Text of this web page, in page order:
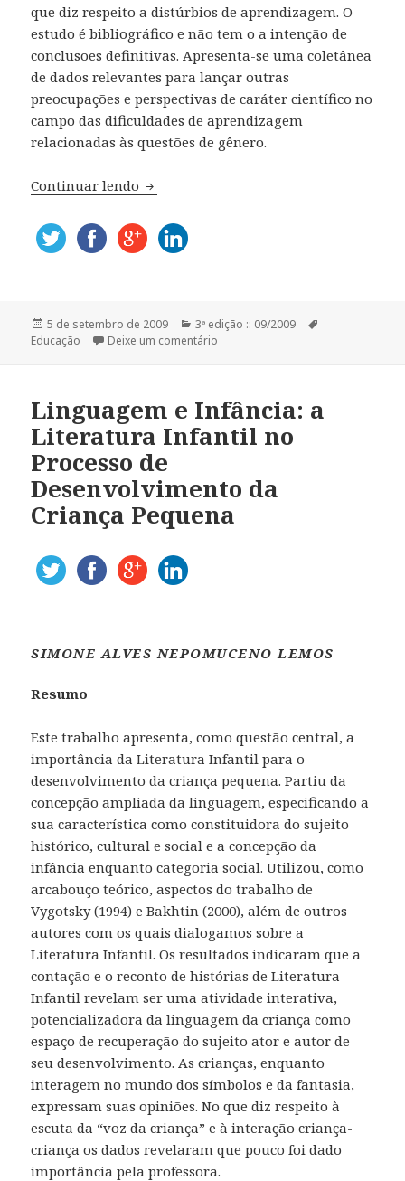
que diz respeito a distúrbios de aprendizagem. O
estudo é bibliográfico e não tem o a intenção de
conclusões definitivas. Apresenta-se uma coletânea
de dados relevantes para lançar outras
preocupações e perspectivas de caráter científico no
campo das dificuldades de aprendizagem
relacionadas às questões de gênero.
Continuar lendo Sucesso nas Meninas, Fracasso nos
Publicado
em
5 de setembro de 2009 Categorias
3ª edição :: 09/2009
Educação
Deixe um comentário
Linguagem e Infância: a
Literatura Infantil no
Processo de
Desenvolvimento da
Criança Pequena
SIMONE ALVES NEPOMUCENO LEMOS
Resumo
Este trabalho apresenta, como questão central, a
importância da Literatura Infantil para o
desenvolvimento da criança pequena. Partiu da
concepção ampliada da linguagem, especificando a
sua característica como constituidora do sujeito
histórico, cultural e social e a concepção da
infância enquanto categoria social. Utilizou, como
arcabouço teórico, aspectos do trabalho de
Vygotsky (1994) e Bakhtin (2000), além de outros
autores com os quais dialogamos sobre a
Literatura Infantil. Os resultados indicaram que a
contação e o reconto de histórias de Literatura
Infantil revelam ser uma atividade interativa,
potencializadora da linguagem da criança como
espaço de recuperação do sujeito ator e autor de
seu desenvolvimento. As crianças, enquanto
interagem no mundo dos símbolos e da fantasia,
expressam suas opiniões. No que diz respeito à
escuta da “voz da criança” e à interação criança-
criança os dados revelaram que pouco foi dado
importância pela professora.